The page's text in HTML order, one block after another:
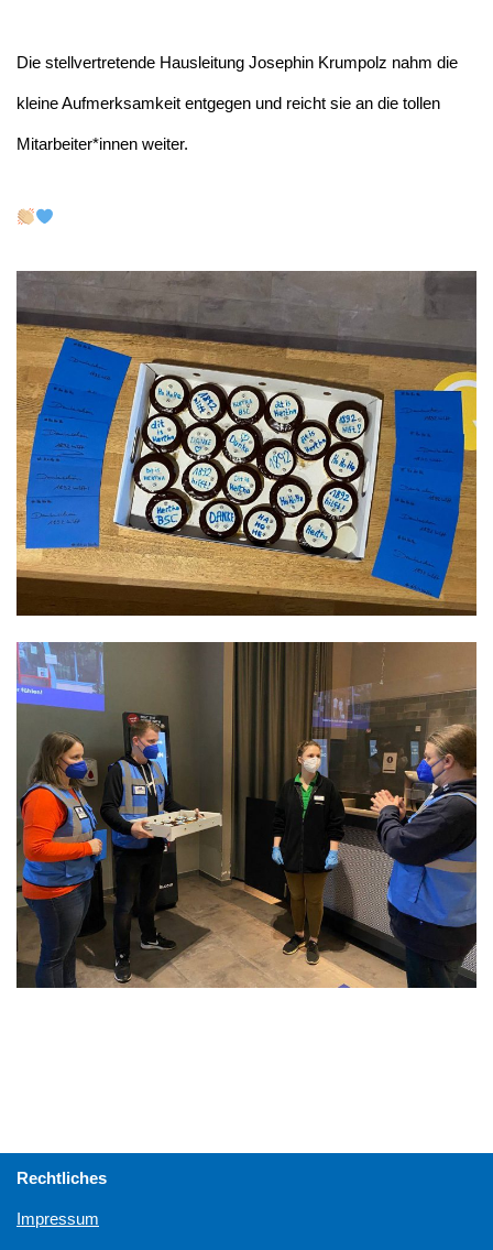
Die stellvertretende Hausleitung Josephin Krumpolz nahm die
kleine Aufmerksamkeit entgegen und reicht sie an die tollen
Mitarbeiter*innen weiter.
Rechtliches
Impressum